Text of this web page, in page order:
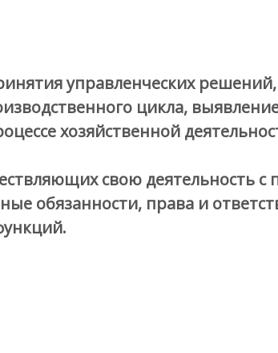
управленческих
цикла,
хозяйственной
свою деятельность с
обязанности, права и